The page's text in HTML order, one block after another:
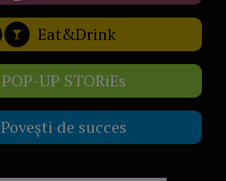
Eat&Drink
POP-UP STORiEs
Povești de succes